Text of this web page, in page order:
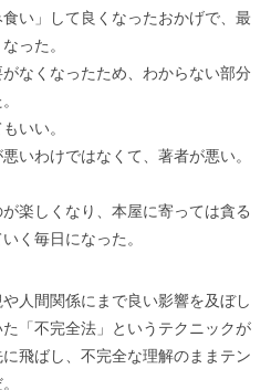
い」して良くなったおかげで、最
った。
なくなったため、わからない部分
いい。
いわけではなくて、著者が悪い。
楽しくなり、本屋に寄っては貪る
く毎日になった。
人間関係にまで良い影響を及ぼし
「不完全法」というテクニックが
飛ばし、不完全な理解のままテン